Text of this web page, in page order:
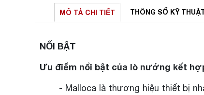
MÔ TẢ CHI TIẾT THÔNG SỐ KỸ
NỔI BẬT
Ưu điểm nổi bật của lò nướng kết
- Malloca là thương hiệu thiết bị